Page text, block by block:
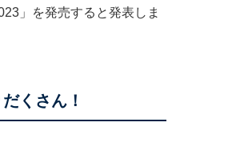
」を発売すると発表しま
くさん！